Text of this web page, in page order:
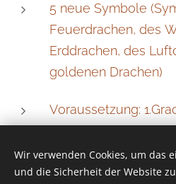
5 neue Symbole
Feuerdrachen, des
Erddrachen, des
goldenen Drachen)
Voraussetzung:
Wir verwenden Cookies, um das
und die Sicherheit der Website